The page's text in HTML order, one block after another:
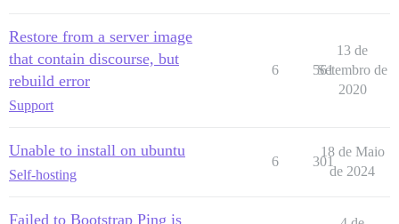
Restore from a server image
that contain discourse, but
rebuild error
Support
6 561
13 de
Setembro de
2020
Unable to install on ubuntu
Self-hosting
6 301
18 de Maio
de 2024
Failed to Bootstrap Ping is